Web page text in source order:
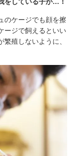
のケージでも顔を擦
ージで飼えるといい
殖しないように、